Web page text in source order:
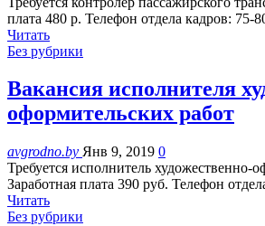
плата 480 р. Телефон отдела кадров: 75-
Читать
Без рубрики
Вакансия исполнителя
оформительских работ
avgrodno.by Янв 9, 2019 0
Требуется исполнитель художественно-
Заработная плата 390 руб. Телефон
Читать
Без рубрики